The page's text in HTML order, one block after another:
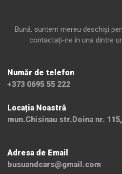
Bună, suntem mereu deschiși
contactați-ne în una dintre
Număr de telefon
+373 0695 55 222
Locația Noastră
mun.Chisinau str.Doina nr.
Adresa de Email
busuandcars@gmail.com